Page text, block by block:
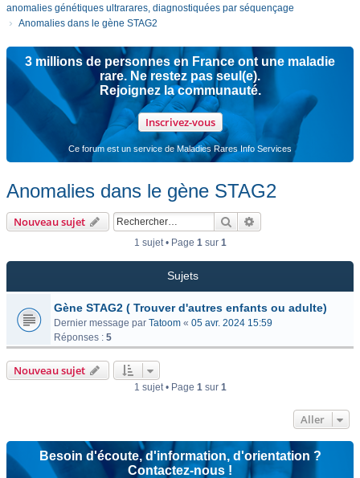
anomalies génétiques ultrarares, diagnostiquées par séquençage
Anomalies dans le gène STAG2
3 millions de personnes en France ont une maladie
rare. Ne restez pas seul(e).
Rejoignez la communauté.
Inscrivez-vous
Ce forum est un service de Maladies Rares Info Services
Anomalies dans le gène STAG2
Nouveau sujet Rechercher
1 sujet • Page 1sur 1
Sujets
Gène STAG2 ( Trouver d'autres enfants ou adulte)
Dernier message par Tatoom « 05 avr. 2024 15:59
Réponses : 5
Nouveau sujet
1 sujet • Page 1sur 1
Aller
Besoin d'écoute, d'information, d'orientation ?
Contactez-nous !